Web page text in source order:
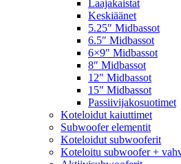
Laajakaistat
Keskiäänet
5.25″ Midbassot
6.5″ Midbassot
6×9″ Midbassot
8″ Midbassot
12″ Midbassot
15″ Midbassot
Passiivijakosuotimet
Koteloidut kaiuttimet
Subwoofer elementit
Koteloidut subwooferit
Koteloitu subwoofer +